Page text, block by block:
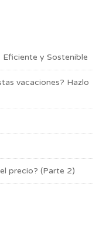
y Sostenible
vacaciones? Hazlo
precio? (Parte 2)